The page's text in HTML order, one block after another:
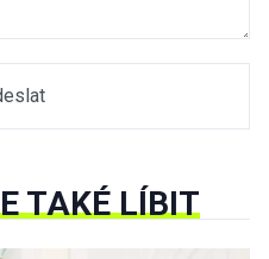
TAKÉ LÍBIT